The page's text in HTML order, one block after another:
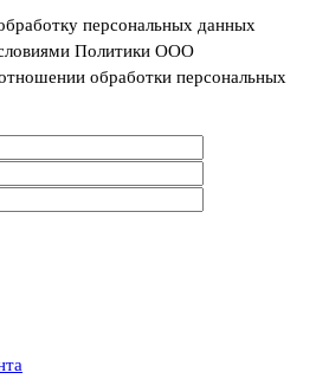
персональных данных
Политики ООО
обработки персональных